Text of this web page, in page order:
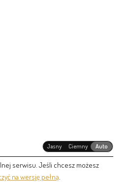
Jasny Ciemny Auto
serwisu. Jeśli chcesz możesz
na wersję pełną